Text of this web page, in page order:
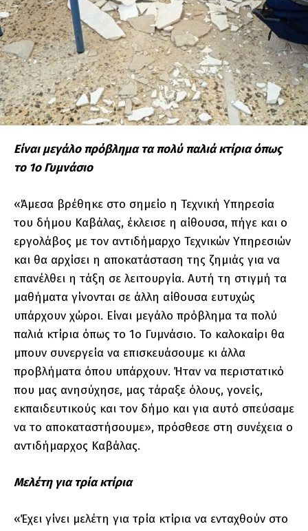
Είναι μεγάλο πρόβλημα τα πολύ παλιά κτίρια όπως
το 1ο Γυμνάσιο
«Άμεσα βρέθηκε στο σημείο η Τεχνική Υπηρεσία
του δήμου Καβάλας, έκλεισε η αίθουσα, πήγε και ο
εργολάβος με τον αντιδήμαρχο Τεχνικών Υπηρεσιών
και θα αρχίσει η αποκατάσταση της ζημιάς για να
επανέλθει η τάξη σε λειτουργία. Αυτή τη στιγμή τα
μαθήματα γίνονται σε άλλη αίθουσα ευτυχώς
υπάρχουν χώροι. Είναι μεγάλο πρόβλημα τα πολύ
παλιά κτίρια όπως το 1ο Γυμνάσιο. Το καλοκαίρι θα
μπουν συνεργεία να επισκευάσουμε κι άλλα
προβλήματα όπου υπάρχουν. Ήταν να περιστατικό
που μας ανησύχησε, μας τάραξε όλους, γονείς,
εκπαιδευτικούς και τον δήμο και για αυτό σπεύσαμε
να το αποκαταστήσουμε», πρόσθεσε στη συνέχεια ο
αντιδήμαρχος Καβάλας.
Μελέτη για τρία κτίρια
«Έχει γίνει μελέτη για τρία κτίρια να ενταχθούν στο